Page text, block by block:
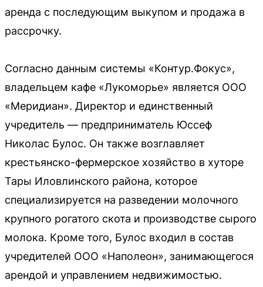
аренда с последующим выкупом и продажа в
рассрочку.
Согласно данным системы «Контур.Фокус»,
владельцем кафе «Лукоморье» является ООО
«Меридиан». Директор и единственный
учредитель — предприниматель Юссеф
Николас Булос. Он также возглавляет
крестьянско-фермерское хозяйство в хуторе
Тары Иловлинского района, которое
специализируется на разведении молочного
крупного рогатого скота и производстве сырого
молока. Кроме того, Булос входил в состав
учредителей ООО «Наполеон», занимающегося
арендой и управлением недвижимостью.